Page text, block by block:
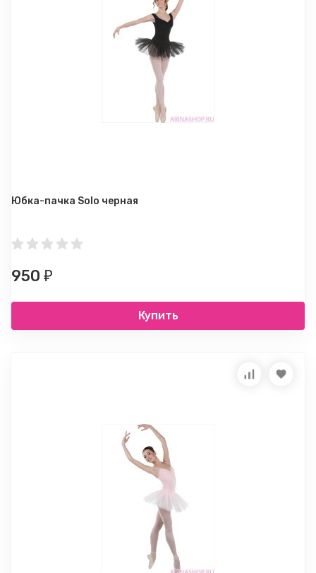
Юбка-пачка Solo черная
950 ₽
Купить